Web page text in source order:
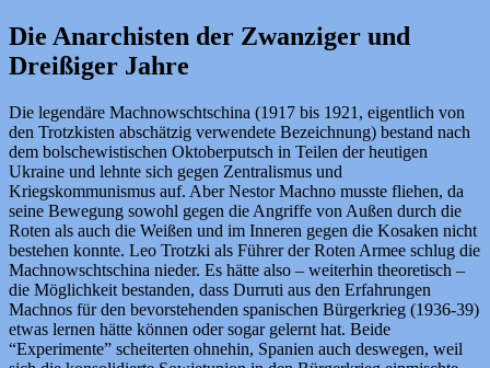
Die Anarchisten der Zwanziger und
Dreißiger Jahre
Die legendäre Machnowschtschina (1917 bis 1921, eigentlich von
den Trotzkisten abschätzig verwendete Bezeichnung) bestand nach
dem bolschewistischen Oktoberputsch in Teilen der heutigen
Ukraine und lehnte sich gegen Zentralismus und
Kriegskommunismus auf. Aber Nestor Machno musste fliehen, da
seine Bewegung sowohl gegen die Angriffe von Außen durch die
Roten als auch die Weißen und im Inneren gegen die Kosaken nicht
bestehen konnte. Leo Trotzki als Führer der Roten Armee schlug die
Machnowschtschina nieder. Es hätte also – weiterhin theoretisch –
die Möglichkeit bestanden, dass Durruti aus den Erfahrungen
Machnos für den bevorstehenden spanischen Bürgerkrieg (1936-39)
etwas lernen hätte können oder sogar gelernt hat. Beide
“Experimente” scheiterten ohnehin, Spanien auch deswegen, weil